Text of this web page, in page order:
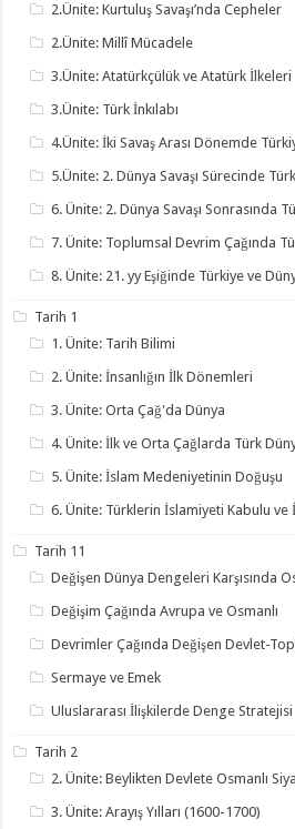
2.Ünite: Kurtuluş Savaşı’nda Cepheler
2.Ünite: Millî Mücadele
3.Ünite: Atatürkçülük ve Atatürk İlkeleri
3.Ünite: Türk İnkılabı
4.Ünite: İki Savaş Arası Dönemde
5.Ünite: 2. Dünya Savaşı Sürecinde
6. Ünite: 2. Dünya Savaşı Sonrasında
7. Ünite: Toplumsal Devrim Çağında
8. Ünite: 21. yy Eşiğinde Türkiye ve
Tarih 1
1. Ünite: Tarih Bilimi
2. Ünite: İnsanlığın İlk Dönemleri
3. Ünite: Orta Çağ'da Dünya
4. Ünite: İlk ve Orta Çağlarda Türk
5. Ünite: İslam Medeniyetinin Doğuşu
6. Ünite: Türklerin İslamiyeti Kabulu ve
Tarih 11
Değişen Dünya Dengeleri Karşısında
Değişim Çağında Avrupa ve Osmanlı
Devrimler Çağında Değişen Devlet-
Sermaye ve Emek
Uluslararası İlişkilerde Denge Stratejisi
Tarih 2
2. Ünite: Beylikten Devlete Osmanlı
3. Ünite: Arayış Yılları (1600-1700)